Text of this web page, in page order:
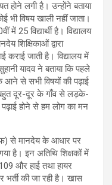
होने लगी है। उन्होंने बताया
भी विषय खाली नहीं जाता।
में 25 विद्यार्थी है। विद्यालय
शिक्षिकाओं द्वारा
कराई जाती है। विद्यालय में
यादव ने बताया कि पहले
आने से सभी विषयों की पढ़ाई
बहुत दूर-दूर के गाँव से लड़के-
होने से हम लोग का मन
से मानदेय के आधार पर
है। इन अतिथि शिक्षकों में
और हाई तथा हायर
की जा रही है। खास